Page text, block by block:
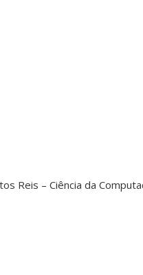
Reis – Ciência da